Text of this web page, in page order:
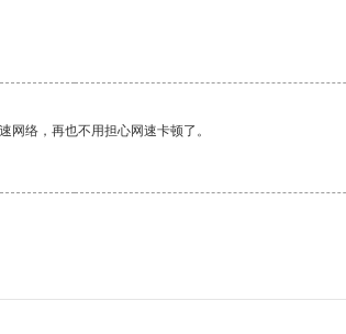
络，再也不用担心网速卡顿了。